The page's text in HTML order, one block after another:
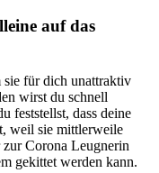
auf das
sie für dich unattraktiv
wirst du schnell
feststellst, dass deine
weil sie mittlerweile
Corona Leugnerin
gekittet werden kann.